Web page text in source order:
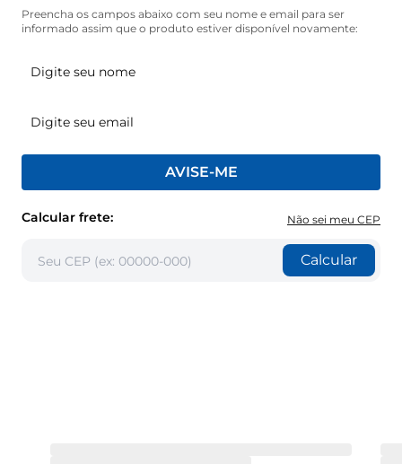
Preencha os campos abaixo com seu nome e email para ser
informado assim que o produto estiver disponível novamente:
AVISE-ME
Calcular frete: Não sei meu CEP
Calcular